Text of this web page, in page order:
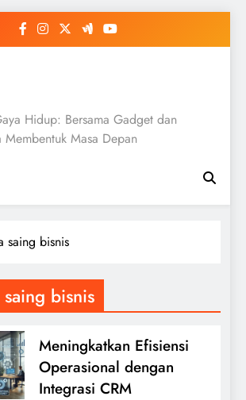
Hidup: Bersama Gadget dan
Membentuk Masa Depan
saing bisnis
bisnis
Meningkatkan Efisiensi
Operasional dengan
Integrasi CRM